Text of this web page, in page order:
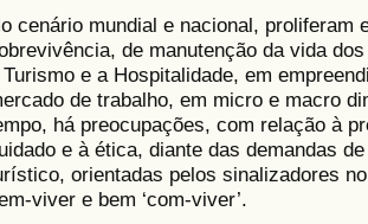
cenário mundial e nacional, proliferam
de manutenção da vida
e a Hospitalidade, em
de trabalho, em micro e macro
há preocupações, com relação à
e à ética, diante das demandas
orientadas pelos sinalizadores
viver e bem ‘com-viver’.